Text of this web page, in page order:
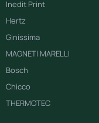
Inedit Print
Hertz
Ginissima
MAGNETI MARELLI
Bosch
Chicco
THERMOTEC